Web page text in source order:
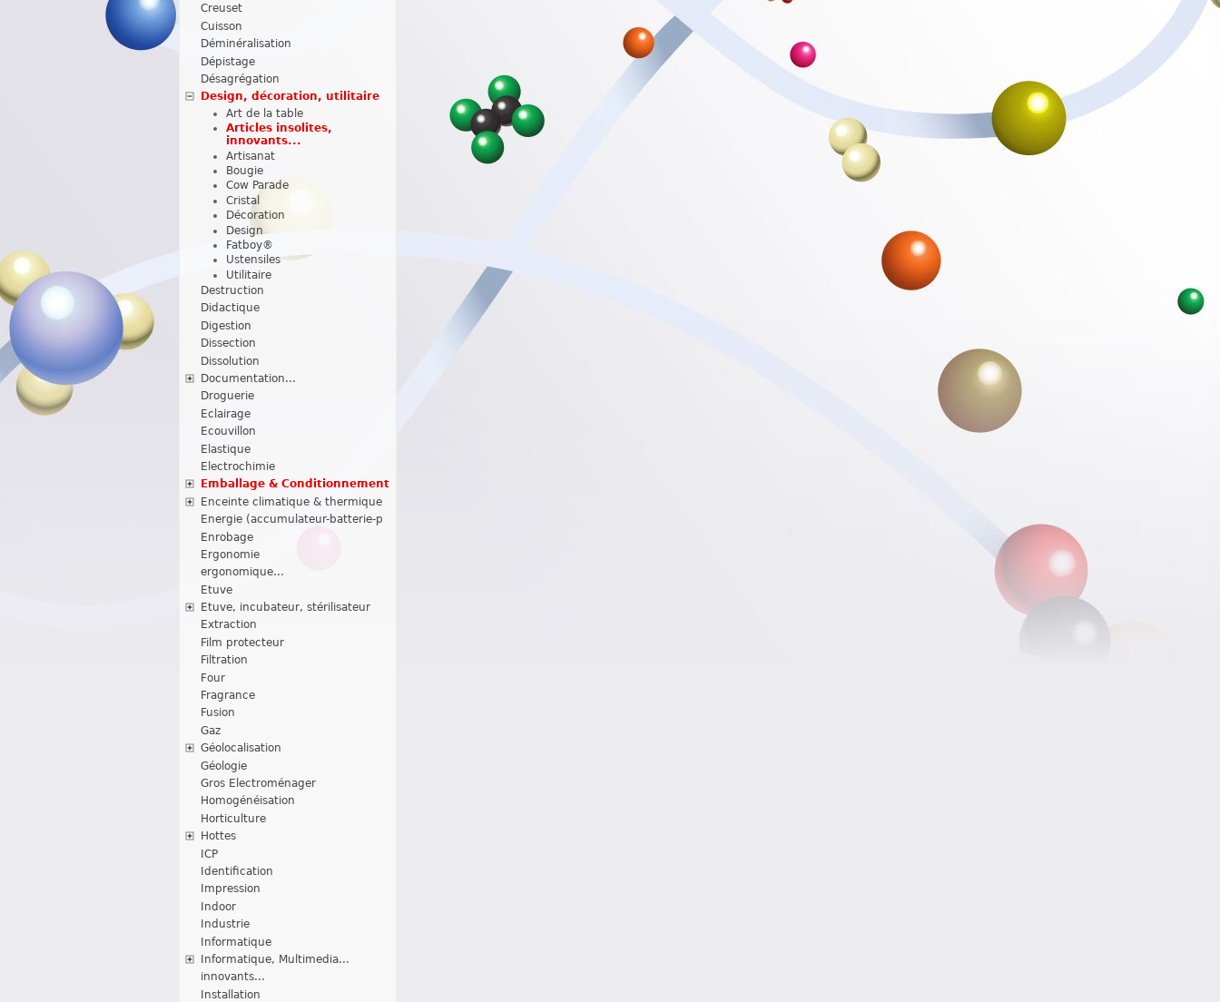
Creuset
Cuisson
Déminéralisation
Dépistage
Désagrégation
Design, décoration, utilitaire
Art de la table
Articles insolites,
innovants...
Artisanat
Bougie
Cow Parade
Cristal
Décoration
Design
Fatboy®
Ustensiles
Utilitaire
Destruction
Didactique
Digestion
Dissection
Dissolution
Documentation...
Droguerie
Eclairage
Ecouvillon
Elastique
Electrochimie
Emballage & Conditionnement
Enceinte climatique & thermique
Energie (accumulateur-batterie-p
Enrobage
Ergonomie
ergonomique...
Etuve
Etuve, incubateur, stérilisateur
Extraction
Film protecteur
Filtration
Four
Fragrance
Fusion
Gaz
Géolocalisation
Géologie
Gros Electroménager
Homogénéisation
Horticulture
Hottes
ICP
Identification
Impression
Indoor
Industrie
Informatique
Informatique, Multimedia...
innovants...
Installation